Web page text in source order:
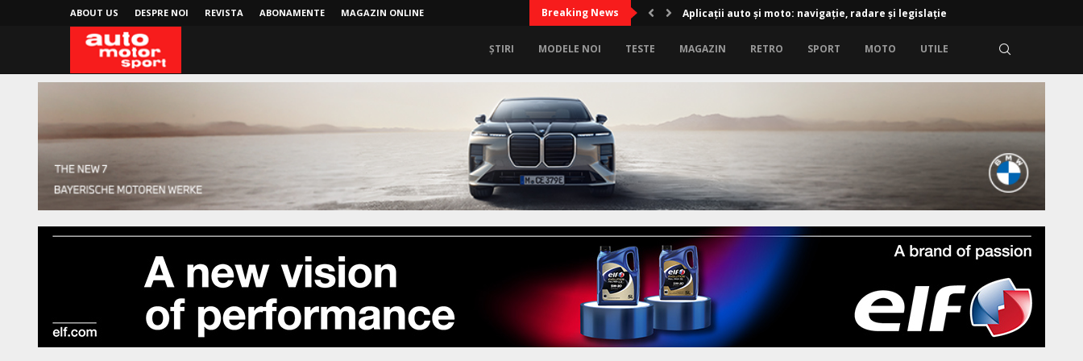
ABOUT US DESPRE NOI REVISTA ABONAMENTE MAGAZIN ONLINE Breaking News Aplicații auto și moto: navigație, radare și legislație
ȘTIRI MODELE NOI TESTE MAGAZIN RETRO SPORT MOTO UTILE